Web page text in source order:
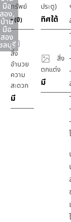
มือ
สอง,
บ้าน
มือ
สอง
ลบุรี
ทรัพย์
-(ปี)
ประตู)
ทิศใต้
สิ่ง
อำนวย
ความ
สะดวก
มี
สิ่ง
ตกแต่ง
มี